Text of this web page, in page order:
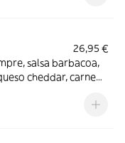
26,95 €
salsa barbacoa,
cheddar, carne